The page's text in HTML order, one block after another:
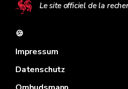
Le site officiel de la
🍪
Impressum
Datenschutz